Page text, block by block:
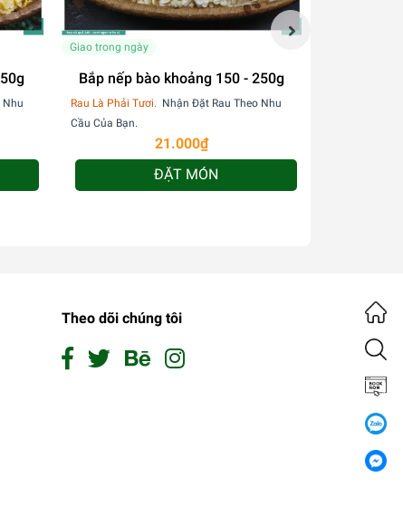
Nhu
Giao trong ngày
Bắp nếp bào khoảng 150 - 250g
Rau Là Phải Tươi. Nhận Đặt Rau Theo Nhu
Cầu Của Bạn.
21.000₫
ĐẶT MÓN
Theo dõi chúng tôi